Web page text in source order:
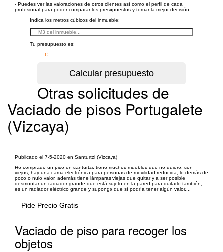
- Puedes ver las valoraciones de otros clientes así como el perfil de cada
profesional para poder comparar los presupuestos y tomar la mejor decisión.
Indica los metros cúbicos del inmueble:
Tu presupuesto es:
– €
Otras solicitudes de
Vaciado de pisos Portugalete
(Vizcaya)
Publicado el 7-5-2020 en Santurtzi (Vizcaya)
He comprado un piso en santurtzi, tiene muchos muebles que no quiero, son
viejos, hay una cama electrónica para personas de movilidad reducida, lo demás de
poco o nulo valor, además tiene lámparas viejas que quitar y a ser posible
desmontar un radiador grande que está sujeto en la pared para quitarlo también,
es un radiador eléctrico grande y supongo que sí podría tener algún valor,...
Pide Precio Gratis
Vaciado de piso para recoger los
objetos